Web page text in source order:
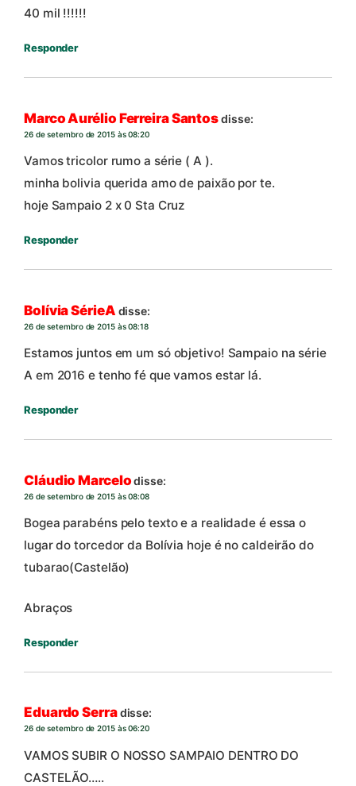
40 mil !!!!!!
Responder
Marco Aurélio Ferreira Santosdisse:
26 de setembro de 2015 às 08:20
Vamos tricolor rumo a série ( A ).
minha bolivia querida amo de paixão por te.
hoje Sampaio 2 x 0 Sta Cruz
Responder
Bolívia SérieA disse:
26 de setembro de 2015 às 08:18
Estamos juntos em um só objetivo! Sampaio na série
A em 2016 e tenho fé que vamos estar lá.
Responder
Cláudio Marcelo disse:
26 de setembro de 2015 às 08:08
Bogea parabéns pelo texto e a realidade é essa o
lugar do torcedor da Bolívia hoje é no caldeirão do
tubarao(Castelão)
Abraços
Responder
Eduardo Serradisse:
26 de setembro de 2015 às 06:20
VAMOS SUBIR O NOSSO SAMPAIO DENTRO DO
CASTELÃO…..